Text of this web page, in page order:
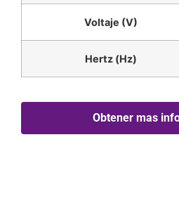
Voltaje (V)
Hertz (Hz)
Obtener mas